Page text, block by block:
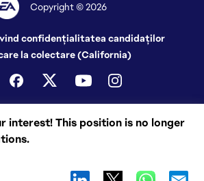
interest! This position is no longer
Copyright © 2026
confidențialitatea candidaților
la colectare (California)